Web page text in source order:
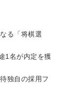
る「将棋選
1名が内定を獲
独自の採用フ